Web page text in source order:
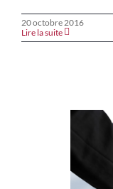
20 octobre 2016
Lire la suite